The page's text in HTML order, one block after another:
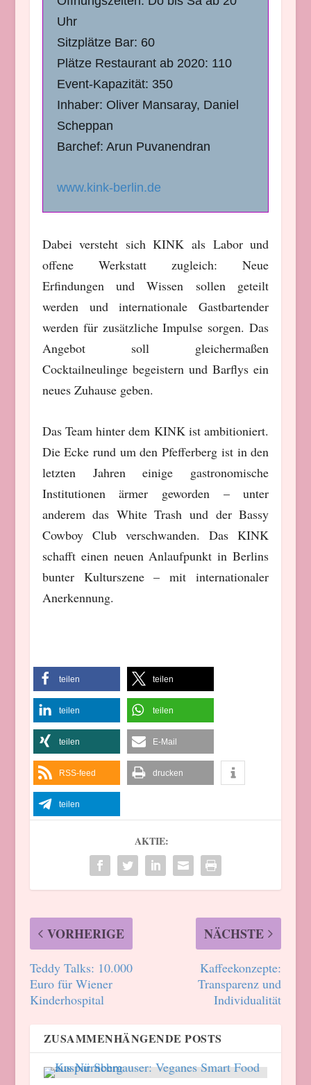
Uhr
Sitzplätze Bar: 60
Plätze Restaurant ab 2020: 110
Event-Kapazität: 350
Inhaber: Oliver Mansaray, Daniel
Scheppan
Barchef: Arun Puvanendran
www.kink-berlin.de
Dabei versteht sich KINK als Labor und
offene Werkstatt zugleich: Neue
Erfindungen und Wissen sollen geteilt
werden und internationale Gastbartender
werden für zusätzliche Impulse sorgen. Das
Angebot soll gleichermaßen
Cocktailneulinge begeistern und Barflys ein
neues Zuhause geben.
Das Team hinter dem KINK ist ambitioniert.
Die Ecke rund um den Pfefferberg ist in den
letzten Jahren einige gastronomische
Institutionen ärmer geworden – unter
anderem das White Trash und der Bassy
Cowboy Club verschwanden. Das KINK
schafft einen neuen Anlaufpunkt in Berlins
bunter Kulturszene – mit internationaler
Anerkennung.
teilen teilen
teilen teilen
teilen E-Mail
RSS-feed drucken
teilen
AKTIE:
VORHERIGE
Teddy Talks: 10.000
Euro für Wiener
Kinderhospital
NÄCHSTE
Kaffeekonzepte:
Transparenz und
Individualität
ZUSAMMENHÄNGENDE POSTS